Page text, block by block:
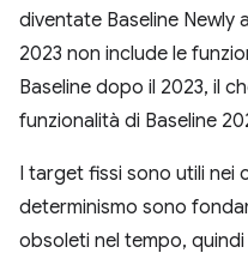
diventate Baseline Newly
2023 non include le
Baseline dopo il 2023, il
funzionalità di Baseline
I target fissi sono utili nei
determinismo sono
obsoleti nel tempo,